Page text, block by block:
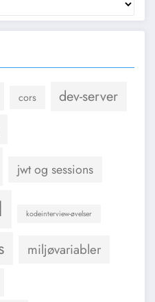
cors
dev-server
jwt og sessions
kodeinterview-øvelser
miljøvariabler